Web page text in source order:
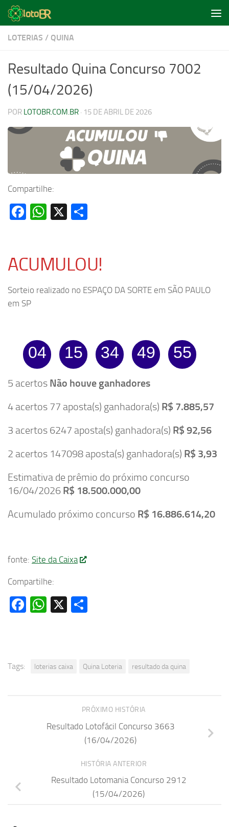
Skip to content
LOTERIAS / QUINA
Resultado Quina Concurso 7002
(15/04/2026)
POR LOTOBR.COM.BR · 15 DE ABRIL DE 2026
Compartilhe:
Facebook
WhatsApp
X
ACUMULOU!
Sorteio realizado no ESPAÇO DA SORTE em SÃO PAULO
em SP
04 15 34 49 55
5 acertos Não houve ganhadores
4 acertos 77 aposta(s) ganhadora(s) R$ 7.885,57
3 acertos 6247 aposta(s) ganhadora(s) R$ 92,56
2 acertos 147098 aposta(s) ganhadora(s) R$ 3,93
Estimativa de prêmio do próximo concurso
16/04/2026 R$ 18.500.000,00
Acumulado próximo concurso R$ 16.886.614,20
fonte: Site da Caixa
Compartilhe:
Facebook
WhatsApp
X
Tags: loterias caixa Quina Loteria resultado da quina
PRÓXIMO HISTÓRIA
Resultado Lotofácil Concurso 3663
(16/04/2026)
HISTÓRIA ANTERIOR
Resultado Lotomania Concurso 2912
(15/04/2026)